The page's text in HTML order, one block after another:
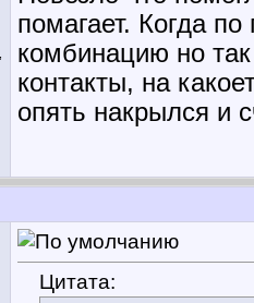
помагает. Когда
комбинацию но
контакты, на
опять накрылся и
Цитата: